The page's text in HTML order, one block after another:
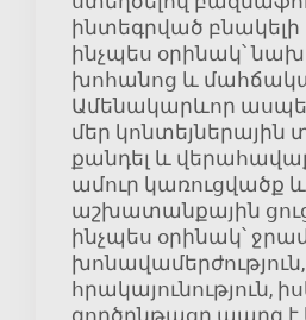
ինտեգրված
ինչպես օրինակ՝
խոհանոց և
Ամենակարևոր
մեր կոնտեյներային
քանդել և
ամուր կառուցվածք
աշխատանքային
ինչպես օրինակ՝
խոնավամերժություն,
հրակայունություն,
գործընթացը պարզ է